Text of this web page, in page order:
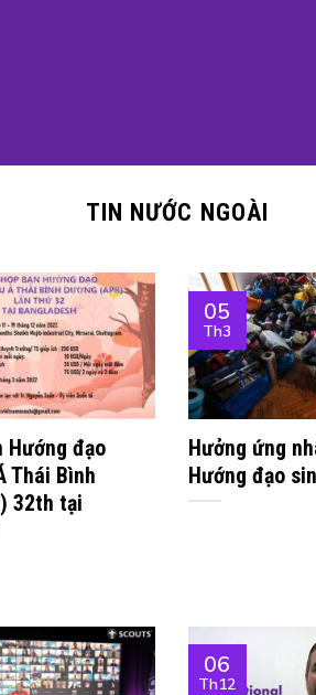
TIN NƯỚC NGOÀI
Hướng đạo
Thái Bình
32th tại
Hưởng ứng
Hướng đạo
05
Th3
06
Th12